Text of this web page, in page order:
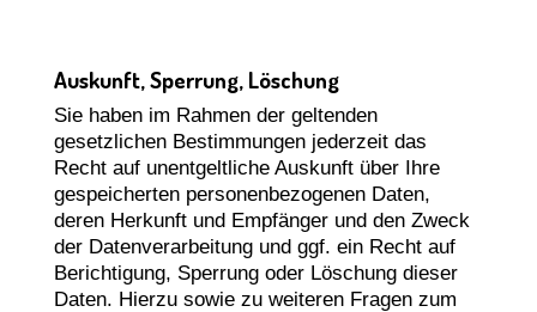
Auskunft, Sperrung, Löschung
Sie haben im Rahmen der geltenden
gesetzlichen Bestimmungen jederzeit das
Recht auf unentgeltliche Auskunft über Ihre
gespeicherten personenbezogenen Daten,
deren Herkunft und Empfänger und den Zweck
der Datenverarbeitung und ggf. ein Recht auf
Berichtigung, Sperrung oder Löschung dieser
Daten. Hierzu sowie zu weiteren Fragen zum